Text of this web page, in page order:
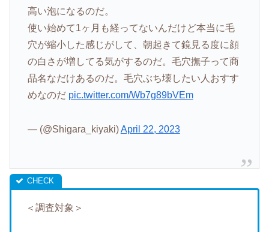
高い泡になるのだ。
使い始めて1ヶ月も経ってないんだけど本当に毛
穴が縮小した感じがして、朝起きて鏡見る度に顔
の白さが増してる気がするのだ。毛穴撫子って商
品名なだけあるのだ。毛穴ぶち壊したい人おすす
めなのだ pic.twitter.com/Wb7g89bVEm
— (@Shigara_kiyaki)April 22, 2023
＜調査対象＞